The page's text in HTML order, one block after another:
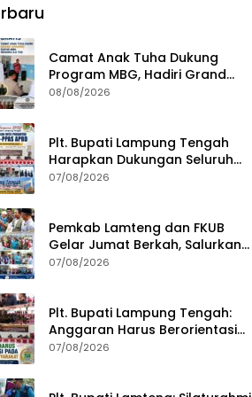
Camat Anak Tuha Dukung
Program MBG, Hadiri Grand
Opening Dapur SPPG Negara Aji
08/08/2026
Plt. Bupati Lampung Tengah
Harapkan Dukungan Seluruh
Pimpinan DPRD Bahas RKUA-
07/08/2026
Pemkab Lamteng dan FKUB
Gelar Jumat Berkah, Salurkan
Bantuan Sosial untuk Warga
07/08/2026
Plt. Bupati Lampung Tengah:
Anggaran Harus Berorientasi
pada Kebutuhan Masyarakat
07/08/2026